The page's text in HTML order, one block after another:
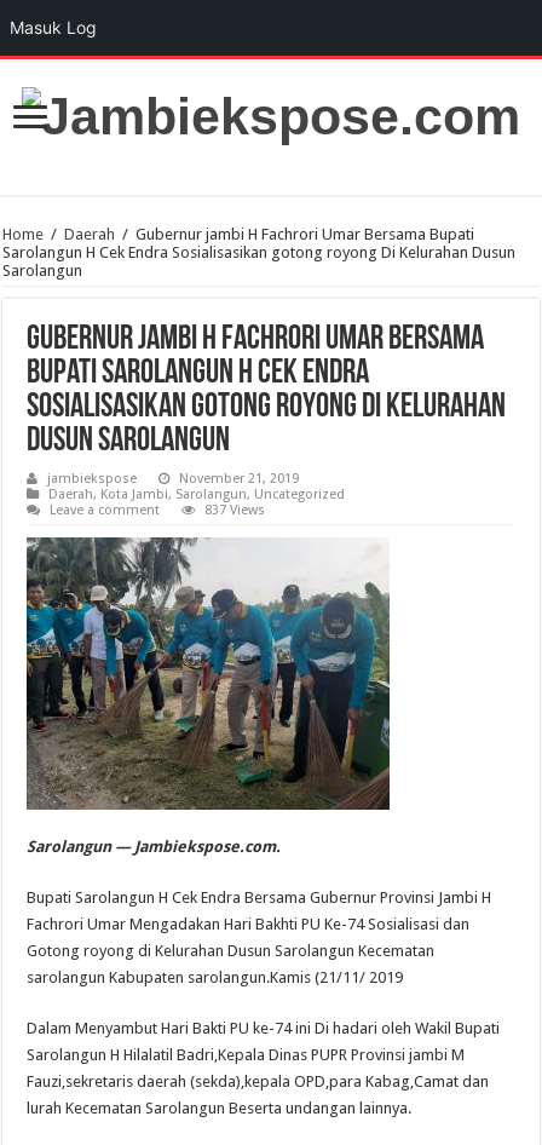
Home / Daerah / Gubernur jambi H Fachrori Umar Bersama Bupati
Sarolangun H Cek Endra Sosialisasikan gotong royong Di Kelurahan Dusun
Sarolangun
Gubernur jambi H Fachrori Umar Bersama
Bupati Sarolangun H Cek Endra
Sosialisasikan gotong royong Di Kelurahan
Dusun Sarolangun
jambiekspose
November 21, 2019
Daerah, Kota Jambi, Sarolangun, Uncategorized
Leave a comment
837 Views
Sarolangun — Jambiekspose.com.
Bupati Sarolangun H Cek Endra Bersama Gubernur Provinsi Jambi H
Fachrori Umar Mengadakan Hari Bakhti PU Ke-74 Sosialisasi dan
Gotong royong di Kelurahan Dusun Sarolangun Kecematan
sarolangun Kabupaten sarolangun.Kamis (21/11/ 2019
Dalam Menyambut Hari Bakti PU ke-74 ini Di hadari oleh Wakil Bupati
Sarolangun H Hilalatil Badri,Kepala Dinas PUPR Provinsi jambi M
Fauzi,sekretaris daerah (sekda),kepala OPD,para Kabag,Camat dan
lurah Kecematan Sarolangun Beserta undangan lainnya.
Masuk Log